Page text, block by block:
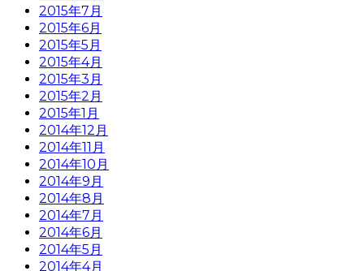
2015年7月
2015年6月
2015年5月
2015年4月
2015年3月
2015年2月
2015年1月
2014年12月
2014年11月
2014年10月
2014年9月
2014年8月
2014年7月
2014年6月
2014年5月
2014年4月